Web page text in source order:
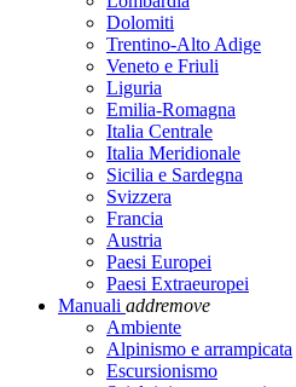
Dolomiti
Trentino-Alto Adige
Veneto e Friuli
Liguria
Emilia-Romagna
Italia Centrale
Italia Meridionale
Sicilia e Sardegna
Svizzera
Francia
Austria
Paesi Europei
Paesi Extraeuropei
Manuali addremove
Ambiente
Alpinismo e arrampicata
Escursionismo